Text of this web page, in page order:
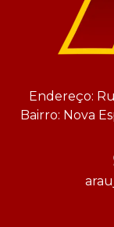
Endereço:
Bairro: Nova